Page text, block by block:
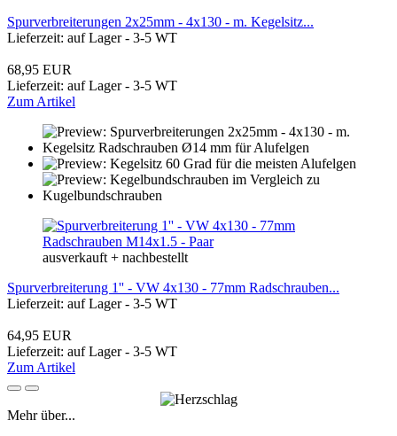
Spurverbreiterungen 2x25mm - 4x130 - m. Kegelsitz...
Lieferzeit: auf Lager - 3-5 WT
68,95 EUR
Lieferzeit: auf Lager - 3-5 WT
Zum Artikel
ausverkauft + nachbestellt
Spurverbreiterung 1'' - VW 4x130 - 77mm Radschrauben...
Lieferzeit: auf Lager - 3-5 WT
64,95 EUR
Lieferzeit: auf Lager - 3-5 WT
Zum Artikel
Mehr über...